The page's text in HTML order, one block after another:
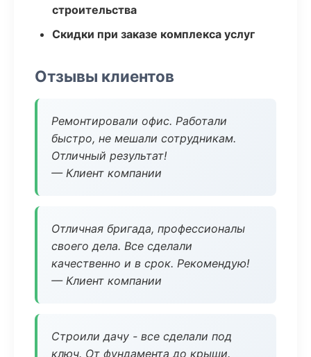
строительства
Скидки при заказе комплекса услуг
Отзывы клиентов
Ремонтировали офис. Работали
быстро, не мешали сотрудникам.
Отличный результат!
— Клиент компании
Отличная бригада, профессионалы
своего дела. Все сделали
качественно и в срок. Рекомендую!
— Клиент компании
Строили дачу - все сделали под
ключ. От фундамента до крыши.